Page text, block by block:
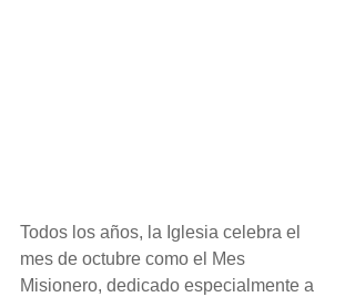
Todos los años, la Iglesia celebra el
mes de octubre como el Mes
Misionero, dedicado especialmente a